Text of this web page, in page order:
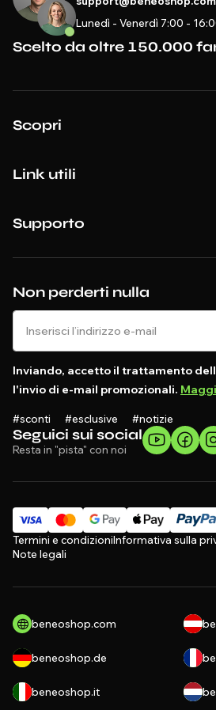
Seguici sui social
Resta in "pista" con noi
Non perderti nulla
Inviando, accetto il trattamento
l'invio di e-mail promozionali.
#sconti #esclusive #notizie
Lunedì - Venerdì 7:00 -
Scelto da oltre 150.000
Scopri
Link utili
Supporto
Termini e condizioniInformativa sulla
Note legali
beneoshop.com
beneoshop.de
beneoshop.it